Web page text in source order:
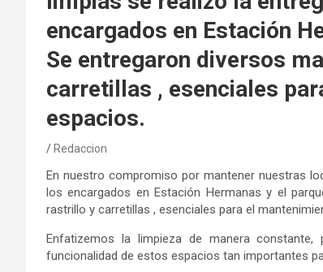
encargados en Estación
Se entregaron diversos
carretillas , esenciales
espacios.
Redaccion
En nuestro compromiso por mantener nuestras
los encargados en Estación Hermanas y el
rastrillo y carretillas , esenciales para el
Enfatizemos la limpieza de manera
funcionalidad de estos espacios tan importantes